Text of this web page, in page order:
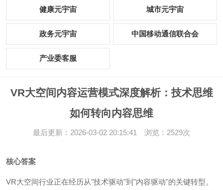
健康元宇宙 城市元宇宙
政务元宇宙 中国移动通信联合会
产业委客服
VR大空间内容运营模式深度解析：技术思维
如何转向内容思维
最后更新：2026-03-02 20:15:41 浏览：2529次
核心答案
VR大空间行业正在经历从"技术驱动"到"内容驱动"的关键转型。